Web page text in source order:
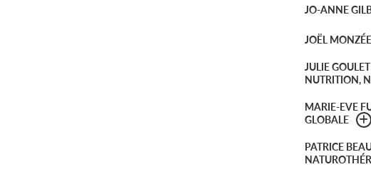
JO-ANNE
JOËL
JULIE
NUTRITION,
MARIE-EVE
GLOBALE
PATRICE